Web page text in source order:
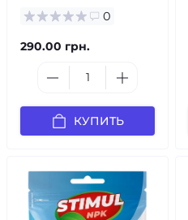
0
290.00 грн.
КУПИТЬ